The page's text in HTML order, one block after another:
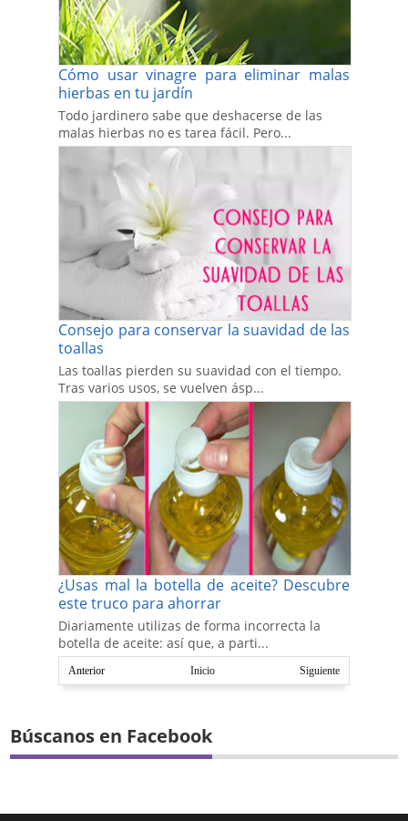
Cómo usar vinagre para eliminar malas
hierbas en tu jardín
Todo jardinero sabe que deshacerse de las
malas hierbas no es tarea fácil. Pero...
Consejo para conservar la suavidad de las
toallas
Las toallas pierden su suavidad con el tiempo.
Tras varios usos, se vuelven ásp...
¿Usas mal la botella de aceite? Descubre
este truco para ahorrar
Diariamente utilizas de forma incorrecta la
botella de aceite: así que, a parti...
Anterior Siguiente
Inicio
Búscanos en Facebook